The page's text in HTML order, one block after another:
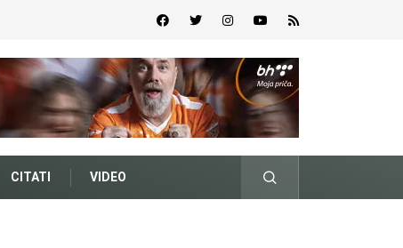
CITATI VIDEO